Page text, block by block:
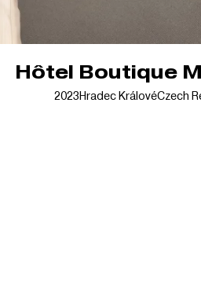
Hôtel Boutique
2023Hradec KrálovéCzech